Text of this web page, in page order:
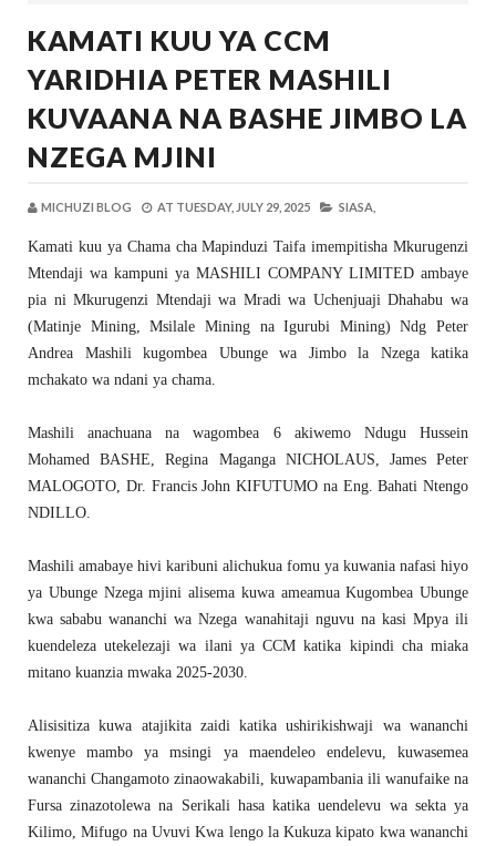
KAMATI KUU YA CCM
YARIDHIA PETER MASHILI
KUVAANA NA BASHE JIMBO LA
NZEGA MJINI
MICHUZI BLOG AT TUESDAY, JULY 29, 2025 SIASA,
Kamati kuu ya Chama cha Mapinduzi Taifa imempitisha Mkurugenzi
Mtendaji wa kampuni ya MASHILI COMPANY LIMITED ambaye
pia ni Mkurugenzi Mtendaji wa Mradi wa Uchenjuaji Dhahabu wa
(Matinje Mining, Msilale Mining na Igurubi Mining) Ndg Peter
Andrea Mashili kugombea Ubunge wa Jimbo la Nzega katika
mchakato wa ndani ya chama.
Mashili anachuana na wagombea 6 akiwemo Ndugu Hussein
Mohamed BASHE, Regina Maganga NICHOLAUS, James Peter
MALOGOTO, Dr. Francis John KIFUTUMO na Eng. Bahati Ntengo
NDILLO.
Mashili amabaye hivi karibuni alichukua fomu ya kuwania nafasi hiyo
ya Ubunge Nzega mjini alisema kuwa ameamua Kugombea Ubunge
kwa sababu wananchi wa Nzega wanahitaji nguvu na kasi Mpya ili
kuendeleza utekelezaji wa ilani ya CCM katika kipindi cha miaka
mitano kuanzia mwaka 2025-2030.
Alisisitiza kuwa atajikita zaidi katika ushirikishwaji wa wananchi
kwenye mambo ya msingi ya maendeleo endelevu, kuwasemea
wananchi Changamoto zinaowakabili, kuwapambania ili wanufaike na
Fursa zinazotolewa na Serikali hasa katika uendelevu wa sekta ya
Kilimo, Mifugo na Uvuvi Kwa lengo la Kukuza kipato kwa wananchi